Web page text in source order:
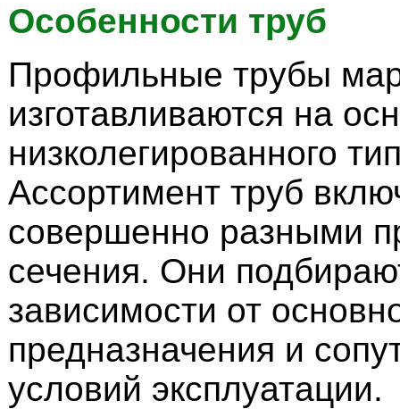
Особенности труб
Профильные трубы
изготавливаются на
низколегированного
Ассортимент труб
совершенно разными
сечения. Они
зависимости от
предназначения и
условий эксплуатации.